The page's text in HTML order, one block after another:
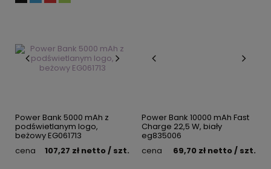
Power Bank 5000 mAh z
podświetlanym logo,
beżowy EG061713
cena
107,27 zł netto/ szt.
Power Bank 10000 mAh Fast
Charge 22,5 W, biały
eg835006
cena
69,70 zł netto/ szt.